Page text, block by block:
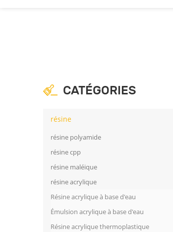
CATÉGORIES
résine
résine polyamide
résine cpp
résine maléique
résine acrylique
Résine acrylique à base d'eau
Émulsion acrylique à base d'eau
Résine acrylique thermoplastique